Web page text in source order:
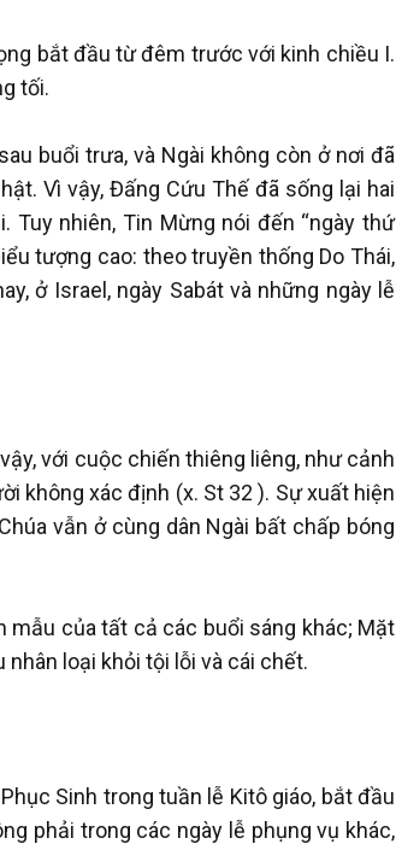
bắt đầu từ đêm trước với kinh chiều I.
tối.
buổi trưa, và Ngài không còn ở nơi đã
Vì vậy, Đấng Cứu Thế đã sống lại hai
Tuy nhiên, Tin Mừng nói đến “ngày thứ
tượng cao: theo truyền thống Do Thái,
ở Israel, ngày Sabát và những ngày lễ
với cuộc chiến thiêng liêng, như cảnh
không xác định (x. St 32 ). Sự xuất hiện
vẫn ở cùng dân Ngài bất chấp bóng
mẫu của tất cả các buổi sáng khác; Mặt
loại khỏi tội lỗi và cái chết.
Sinh trong tuần lễ Kitô giáo, bắt đầu
phải trong các ngày lễ phụng vụ khác,